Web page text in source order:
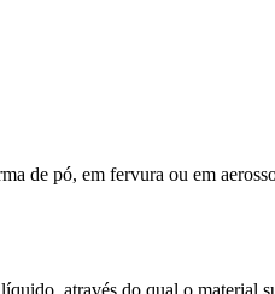
pó, em fervura ou em
através do qual o material